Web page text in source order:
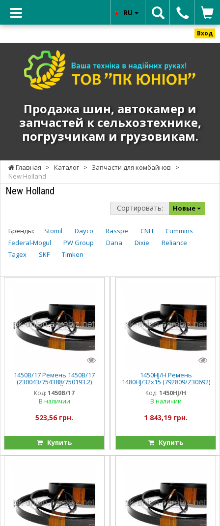
Вход
ЮНИОН"
автокамер
запчастей
к
сельхозтехнике,
погрузчикам
Продажа шин, автокамер и
запчастей к сельхозтехнике,
погрузчикам и грузовикам.
RU
Главная > Каталог > Запчасти для комбайнов
>
New Holland
New Holland
Сортировать: Новые
Бренды: Stomil Dayco Rasspe CNH
Cummins
Federal-Mogul
PW Group Dana Dixie
Reliance
Tagex
SKF Timken
1450B/17 Ремень 1450B/17
(230043/754388/750193.2)
УСИЛЕННЫЙ Stomil
Код: 1450B/17
В наличии
523,56 грн.
Купить
1450HJ/H Ремень
1480HJ/32x15 (792809/Z30692)
Код: 1450HJ/H
В наличии
1 843,19 грн.
Купить